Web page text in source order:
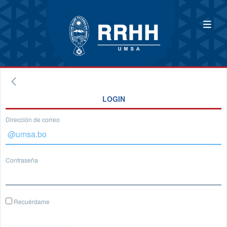
LOGIN
Dirección de correo
Contraseña
Recuérdame